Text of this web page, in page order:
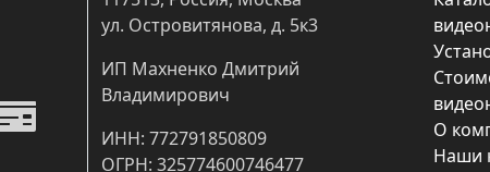
ул. Островитянова, д. 5к3
ИП Махненко Дмитрий
Владимирович
ИНН: 772791850809
ОГРН: 325774600746477
О
Наши